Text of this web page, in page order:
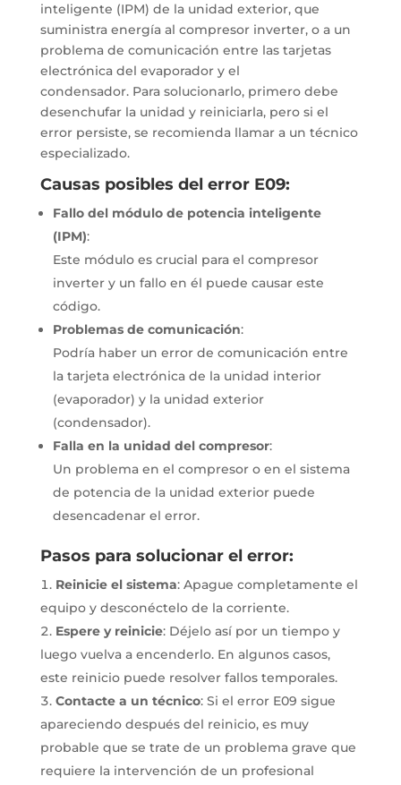
inteligente (IPM) de la unidad exterior, que
suministra energía al compresor inverter, o a un
problema de comunicación entre las tarjetas
electrónica del evaporador y el
condensador. Para solucionarlo, primero debe
desenchufar la unidad y reiniciarla, pero si el
error persiste, se recomienda llamar a un técnico
especializado.
Causas posibles del error E09:
Fallo del módulo de potencia inteligente
(IPM):
Este módulo es crucial para el compresor
inverter y un fallo en él puede causar este
código.
Problemas de comunicación:
Podría haber un error de comunicación entre
la tarjeta electrónica de la unidad interior
(evaporador) y la unidad exterior
(condensador).
Falla en la unidad del compresor:
Un problema en el compresor o en el sistema
de potencia de la unidad exterior puede
desencadenar el error.
Pasos para solucionar el error:
Reinicie el sistema: Apague completamente el
equipo y desconéctelo de la corriente.
Espere y reinicie: Déjelo así por un tiempo y
luego vuelva a encenderlo. En algunos casos,
este reinicio puede resolver fallos temporales.
Contacte a un técnico: Si el error E09 sigue
apareciendo después del reinicio, es muy
probable que se trate de un problema grave que
requiere la intervención de un profesional